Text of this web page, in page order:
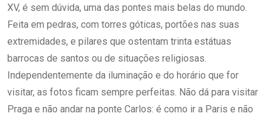
XV, é sem dúvida, uma das pontes mais belas do mundo.
Feita em pedras, com torres góticas, portões nas suas
extremidades, e pilares que ostentam trinta estátuas
barrocas de santos ou de situações religiosas.
Independentemente da iluminação e do horário que for
visitar, as fotos ficam sempre perfeitas. Não dá para visitar
Praga e não andar na ponte Carlos: é como ir a Paris e não